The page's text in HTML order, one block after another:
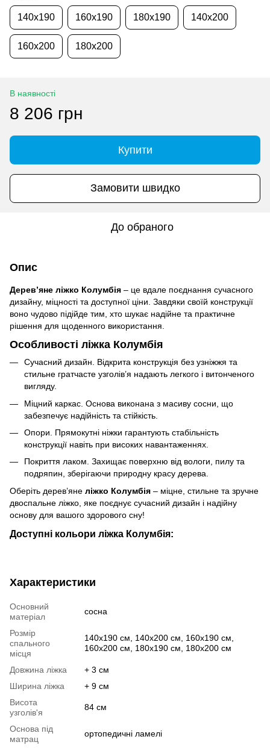
140x190 160x190 180x190 140x200
160x200 180x200
В наявності
8 206 грн
Купити
Замовити швидко
До обраного
Опис
Дерев’яне ліжко Колумбія – це вдале поєднання сучасного
дизайну, міцності та доступної ціни. Завдяки своїй конструкції
воно чудово підійде тим, хто шукає надійне та практичне
рішення для щоденного використання.
Особливості ліжка Колумбія
Сучасний дизайн. Відкрита конструкція без узніжжя та
стильне гратчасте узголів’я надають легкого і витонченого
вигляду.
Міцний каркас. Основа виконана з масиву сосни, що
забезпечує надійність та стійкість.
Опори. Прямокутні ніжки гарантують стабільність
конструкції навіть при високих навантаженнях.
Покриття лаком. Захищає поверхню від вологи, пилу та
подряпин, зберігаючи природну красу дерева.
Оберіть дерев’яне ліжко Колумбія – міцне, стильне та зручне
двоспальне ліжко, яке поєднує сучасний дизайн і надійну
основу для вашого здорового сну!
Доступні кольори ліжка Колумбія:
Характеристики
Основний
матеріал
сосна
Розмір
спального
місця
140х190 см, 140х200 см, 160х190 см,
160х200 см, 180х190 см, 180х200 см
Довжина ліжка
+ 3 см
Ширина ліжка
+ 9 см
Висота
узголів'я
84 см
Основа під
матрац
ортопедичні ламелі